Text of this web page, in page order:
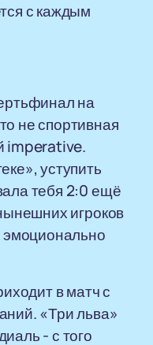
с каждым
на
не спортивная
imperative.
уступить
тебя 2:0 ещё
игроков
эмоционально
в матч с
«Три льва»
- с того